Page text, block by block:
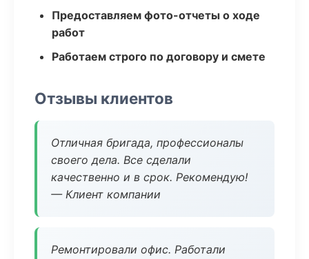
Предоставляем фото-отчеты о ходе
работ
Работаем строго по договору и смете
Отзывы клиентов
Отличная бригада, профессионалы
своего дела. Все сделали
качественно и в срок. Рекомендую!
— Клиент компании
Ремонтировали офис. Работали